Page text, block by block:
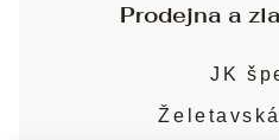
Sjednání osobní
Obchodní podmínky
Puncovní značky
Prodejna a
JK